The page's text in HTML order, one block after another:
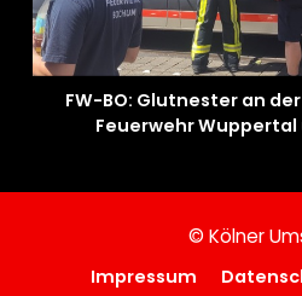
FW-BO: Glutnester an
Feuerwehr
© Kölner
Impressum